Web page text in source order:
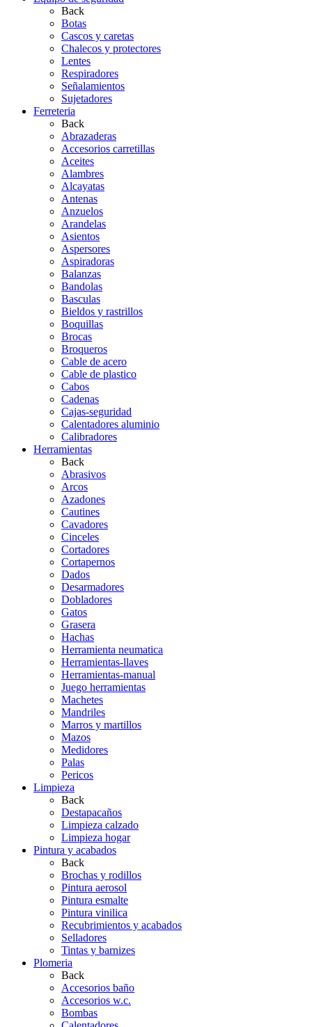
Back
Botas
Cascos y caretas
Chalecos y protectores
Lentes
Respiradores
Señalamientos
Sujetadores
Ferreteria
Back
Abrazaderas
Accesorios carretillas
Aceites
Alambres
Alcayatas
Antenas
Anzuelos
Arandelas
Asientos
Aspersores
Aspiradoras
Balanzas
Bandolas
Basculas
Bieldos y rastrillos
Boquillas
Brocas
Broqueros
Cable de acero
Cable de plastico
Cabos
Cadenas
Cajas-seguridad
Calentadores aluminio
Calibradores
Herramientas
Back
Abrasivos
Arcos
Azadones
Cautines
Cavadores
Cinceles
Cortadores
Cortapernos
Dados
Desarmadores
Dobladores
Gatos
Grasera
Hachas
Herramienta neumatica
Herramientas-llaves
Herramientas-manual
Juego herramientas
Machetes
Mandriles
Marros y martillos
Mazos
Medidores
Palas
Pericos
Limpieza
Back
Destapacaños
Limpieza calzado
Limpieza hogar
Pintura y acabados
Back
Brochas y rodillos
Pintura aerosol
Pintura esmalte
Pintura vinilica
Recubrimientos y acabados
Selladores
Tintas y barnizes
Plomeria
Back
Accesorios baño
Accesorios w.c.
Bombas